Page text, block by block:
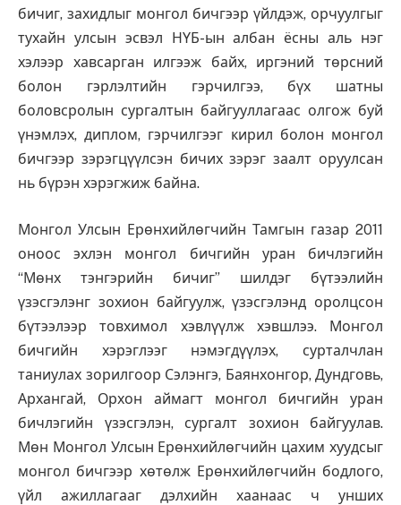
бичиг, захидлыг монгол бичгээр үйлдэж, орчуулгыг
тухайн улсын эсвэл НҮБ-ын албан ёсны аль нэг
хэлээр хавсарган илгээж байх, иргэний төрсний
болон гэрлэлтийн гэрчилгээ, бүх шатны
боловсролын сургалтын байгууллагаас олгож буй
үнэмлэх, диплом, гэрчилгээг кирил болон монгол
бичгээр зэрэгцүүлсэн бичих зэрэг заалт оруулсан
нь бүрэн хэрэгжиж байна.
Монгол Улсын Ерөнхийлөгчийн Тамгын газар 2011
оноос эхлэн монгол бичгийн уран бичлэгийн
“Мөнх тэнгэрийн бичиг” шилдэг бүтээлийн
үзэсгэлэнг зохион байгуулж, үзэсгэлэнд оролцсон
бүтээлээр товхимол хэвлүүлж хэвшлээ. Монгол
бичгийн хэрэглээг нэмэгдүүлэх, сурталчлан
таниулах зорилгоор Сэлэнгэ, Баянхонгор, Дундговь,
Архангай, Орхон аймагт монгол бичгийн уран
бичлэгийн үзэсгэлэн, сургалт зохион байгуулав.
Мөн Монгол Улсын Ерөнхийлөгчийн цахим хуудсыг
монгол бичгээр хөтөлж Ерөнхийлөгчийн бодлого,
үйл ажиллагааг дэлхийн хаанаас ч унших